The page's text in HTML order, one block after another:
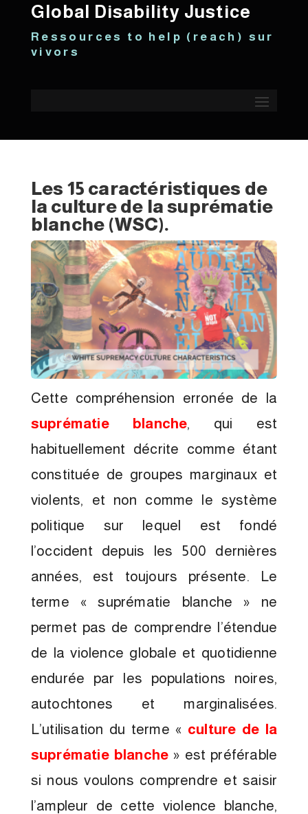
Global Disability Justice
R e s s o u r c e s t o h e l p ( r e a c h ) s u r
v i v o r s
Les 15 caractéristiques de
la culture de la suprématie
blanche (WSC).
Cette compréhension erronée de la
suprématie blanche, qui est
habituellement décrite comme étant
constituée de groupes marginaux et
violents, et non comme le système
politique sur lequel est fondé
l’occident depuis les 500 dernières
années, est toujours présente. Le
terme « suprématie blanche » ne
permet pas de comprendre l’étendue
de la violence globale et quotidienne
endurée par les populations noires,
autochtones et marginalisées.
L’utilisation du terme « culture de la
suprématie blanche » est préférable
si nous voulons comprendre et saisir
l’ampleur de cette violence blanche,